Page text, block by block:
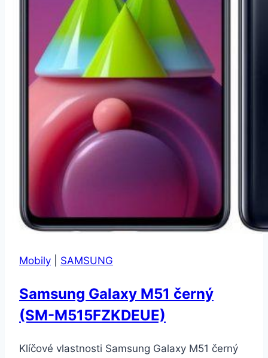
Mobily SAMSUNG
Samsung Galaxy M51 černý
(SM-M515FZKDEUE)
Klíčové vlastnosti Samsung Galaxy M51 černý